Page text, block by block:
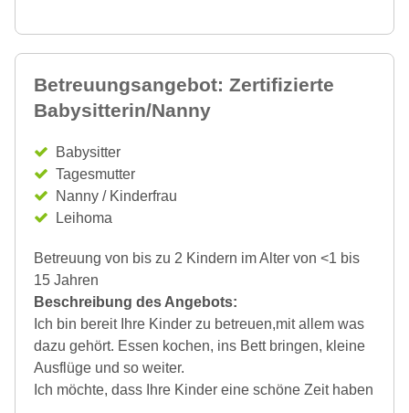
Betreuungsangebot: Zertifizierte
Babysitterin/Nanny
Babysitter
Tagesmutter
Nanny / Kinderfrau
Leihoma
Betreuung von bis zu 2 Kindern im Alter von <1 bis
15 Jahren
Beschreibung des Angebots:
Ich bin bereit Ihre Kinder zu betreuen,mit allem was
dazu gehört. Essen kochen, ins Bett bringen, kleine
Ausflüge und so weiter.
Ich möchte, dass Ihre Kinder eine schöne Zeit haben